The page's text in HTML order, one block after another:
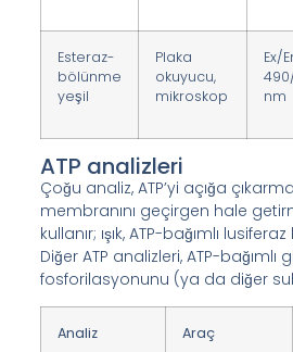
Esteraz-
bölünme
yeşil
Plaka
okuyucu,
mikroskop
Ex/
nm
ATP analizleri
Çoğu analiz, ATP’yi açığa
membranını geçirgen hale
kullanır; ışık, ATP-bağımlı
Diğer ATP analizleri, ATP-bağımlı
fosforilasyonunu (ya da diğer
Analiz Araç